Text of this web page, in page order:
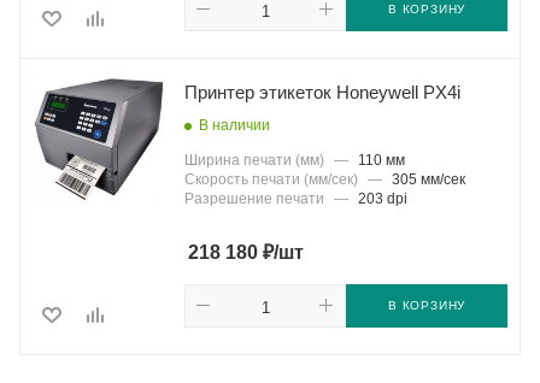
В КОРЗИНУ
Принтер этикеток Honeywell PX4i
В наличии
Ширина печати (мм) —
110 мм
Скорость печати (мм/сек)
— 305 мм/сек
Разрешение печати
— 203 dpi
218 180 ₽/шт
В КОРЗИНУ